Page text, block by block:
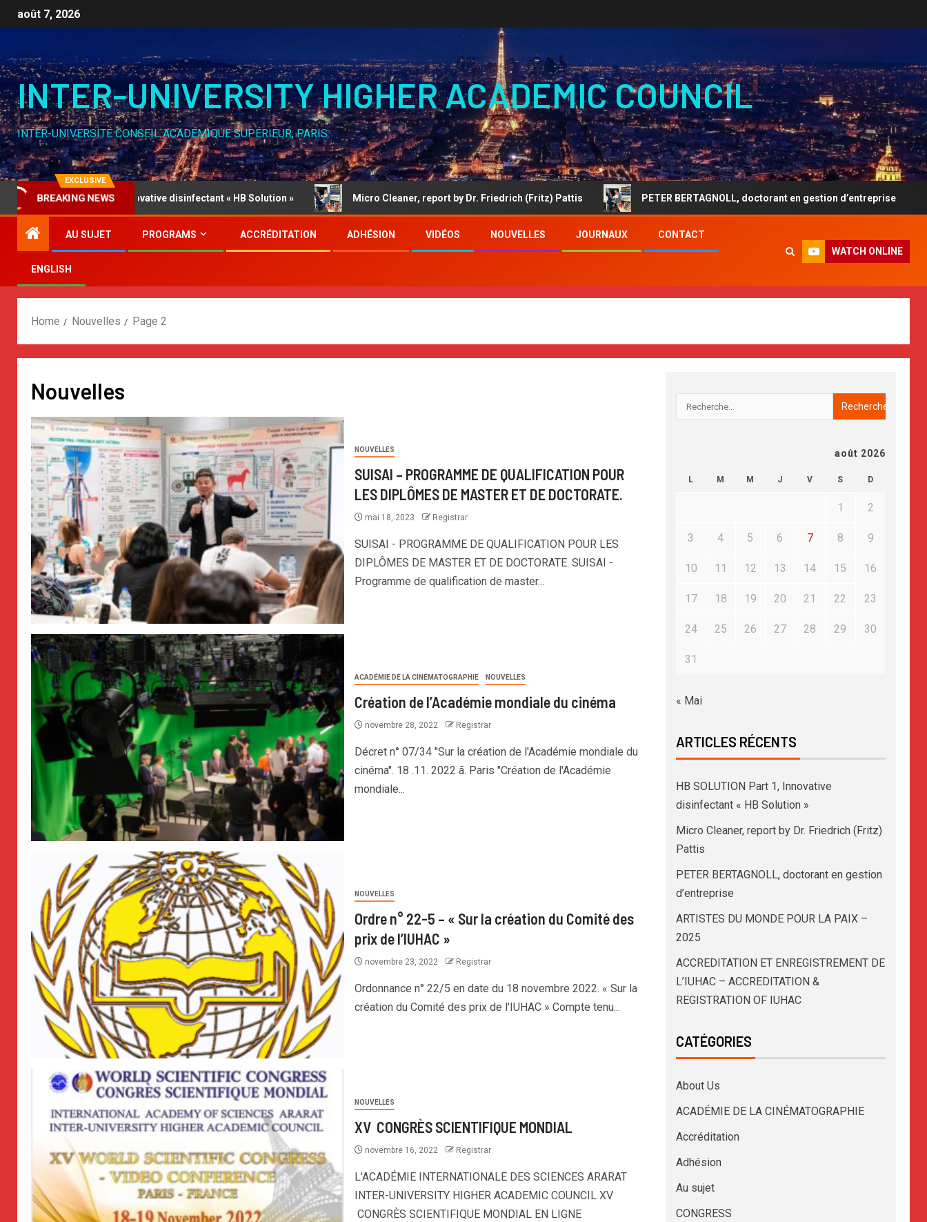
août 7, 2026
INTER-UNIVERSITY HIGHER ACADEMIC COUNCIL
INTER-UNIVERSITÉ CONSEIL ACADÉMIQUE SUPÉRIEUR, PARIS
EXCLUSIVE
BREAKING NEWS
Part 1, Innovative disinfectant « HB Solution » Micro Cleaner, report by Dr. Friedrich (Fritz) Pattis PETER BERTAGNOLL, doctorant en gestion d’entreprise
AU SUJET PROGRAMS ACCRÉDITATION ADHÉSION VIDÉOS NOUVELLES JOURNAUX CONTACT
ENGLISH
WATCH ONLINE
Home Nouvelles Page 2
Nouvelles
NOUVELLES
SUISAI – PROGRAMME DE QUALIFICATION POUR
LES DIPLÔMES DE MASTER ET DE DOCTORATE.
mai 18, 2023 Registrar
SUISAI - PROGRAMME DE QUALIFICATION POUR LES
DIPLÔMES DE MASTER ET DE DOCTORATE. SUISAI -
Programme de qualification de master...
ACADÉMIE DE LA CINÉMATOGRAPHIE NOUVELLES
Création de l’Académie mondiale du cinéma
novembre 28, 2022 Registrar
Décret n° 07/34 "Sur la création de l'Académie mondiale du
cinéma". 18 .11. 2022 ã. Paris "Création de l'Académie
mondiale...
NOUVELLES
Ordre n° 22-5 – « Sur la création du Comité des
prix de l’IUHAC »
novembre 23, 2022 Registrar
Ordonnance n° 22/5 en date du 18 novembre 2022. « Sur la
création du Comité des prix de l'IUHAC » Compte tenu...
NOUVELLES
XV CONGRÈS SCIENTIFIQUE MONDIAL
novembre 16, 2022 Registrar
L'ACADÉMIE INTERNATIONALE DES SCIENCES ARARAT
INTER-UNIVERSITY HIGHER ACADEMIC COUNCIL XV
CONGRÈS SCIENTIFIQUE MONDIAL EN LIGNE
août 2026
L M M J V S D
1 2
3 4 5 6 7 8 9
10 11 12 13 14 15 16
17 18 19 20 21 22 23
24 25 26 27 28 29 30
31
« Mai
ARTICLES RÉCENTS
HB SOLUTION Part 1, Innovative
disinfectant « HB Solution »
Micro Cleaner, report by Dr. Friedrich (Fritz)
Pattis
PETER BERTAGNOLL, doctorant en gestion
d’entreprise
ARTISTES DU MONDE POUR LA PAIX –
2025
ACCREDITATION ET ENREGISTREMENT DE
L’IUHAC – ACCREDITATION &
REGISTRATION OF IUHAC
CATÉGORIES
About Us
ACADÉMIE DE LA CINÉMATOGRAPHIE
Accréditation
Adhésion
Au sujet
CONGRESS